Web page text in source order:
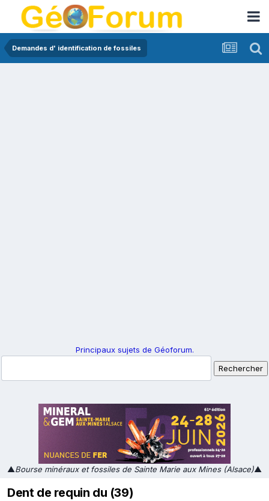
Demandes d' identification de fossiles
Principaux sujets de Géoforum.
▲Bourse minéraux et fossiles de Sainte Marie aux Mines (Alsace)▲
Dent de requin du (39)